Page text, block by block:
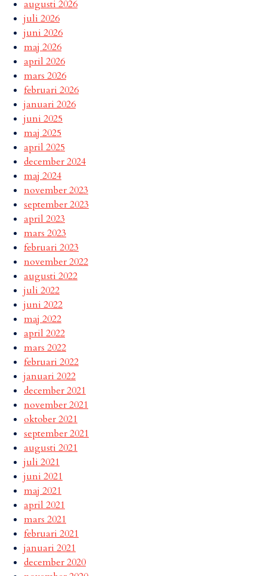
augusti 2026
juli 2026
juni 2026
maj 2026
april 2026
mars 2026
februari 2026
januari 2026
juni 2025
maj 2025
april 2025
december 2024
maj 2024
november 2023
september 2023
april 2023
mars 2023
februari 2023
november 2022
augusti 2022
juli 2022
juni 2022
maj 2022
april 2022
mars 2022
februari 2022
januari 2022
december 2021
november 2021
oktober 2021
september 2021
augusti 2021
juli 2021
juni 2021
maj 2021
april 2021
mars 2021
februari 2021
januari 2021
december 2020